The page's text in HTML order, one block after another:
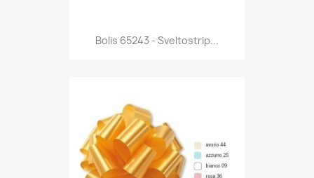
Anteprima
Bolis 65243 - Sveltostrip...